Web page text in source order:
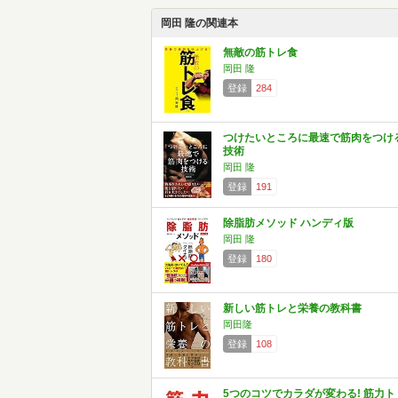
岡田 隆の関連本
無敵の筋トレ食
岡田 隆
登録
284
つけたいところに最速で筋肉をつけ
技術
岡田 隆
登録
191
除脂肪メソッド ハンディ版
岡田 隆
登録
180
新しい筋トレと栄養の教科書
岡田隆
登録
108
5つのコツでカラダが変わる! 筋力ト